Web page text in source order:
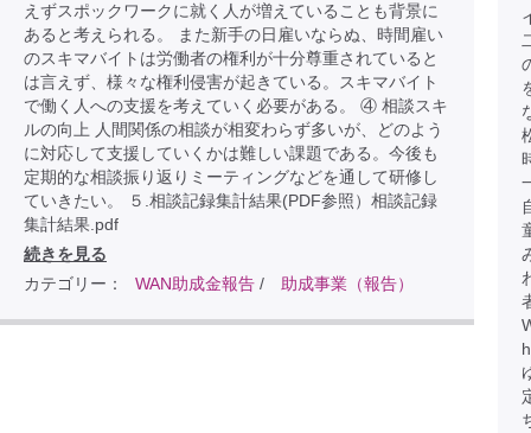
えずスポックワークに就く人が増えていることも背景に
あると考えられる。 また新手の日雇いならぬ、時間雇い
のスキマバイトは労働者の権利が十分尊重されていると
は言えず、様々な権利侵害が起きている。スキマバイト
で働く人への支援を考えていく必要がある。 ④ 相談スキ
ルの向上 人間関係の相談が相変わらず多いが、どのよう
に対応して支援していくかは難しい課題である。今後も
定期的な相談振り返りミーティングなどを通して研修し
ていきたい。 ５.相談記録集計結果(PDF参照）相談記録
集計結果.pdf
続きを見る
カテゴリー：
WAN助成金報告 / 助成事業（報告）